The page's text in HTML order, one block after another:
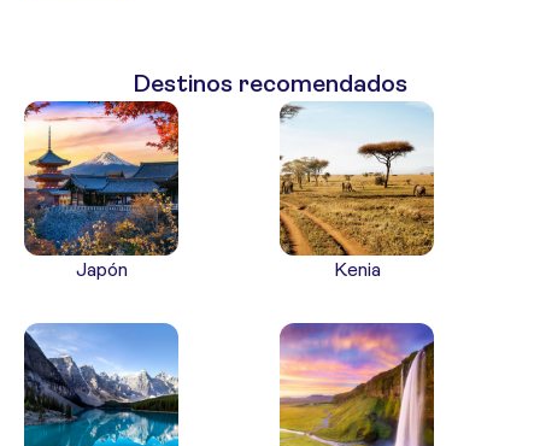
Destinos recomendados
Japón Kenia